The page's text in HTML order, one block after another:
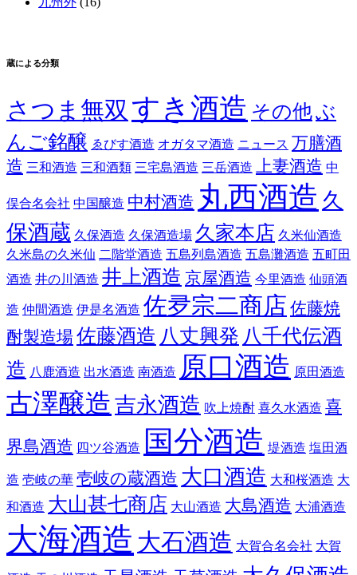
蔵による分類
さつま無双 すき酒造 その他ぶ
んご銘醸 ゑびす酒造 オガタマ酒造 ニュース 万膳酒
造 三和酒造 三和酒類 三宅島酒造 三岳酒造 上妻酒造 中
俣合名会社 中国醸造 中村酒造 丸西酒造 久
保酒蔵 久保酒造 久保酒造場 久家本店 久米仙酒造
久米島の久米仙 二階堂酒造 五島列島酒造 五島灘酒造 五町田
酒造 井の川酒造 井上酒造 京屋酒造 今里酒造 仙頭酒
造 仲間酒造 伊是名酒造 佐夛宗二商店 佐藤焼
酎製造場佐藤酒造 八丈興発 八千代伝酒
造 八鹿酒造 出水酒造 南酒造 原口酒造 原田酒造
古澤醸造 吉永酒造 吹上焼酎 喜久水酒造 喜
界島酒造 四ツ谷酒造 国分酒造 堤酒造 塩田酒
造 壱岐の華 壱岐の蔵酒造 大口酒造 大和桜酒造 大
和酒造 大山甚七商店 大山酒造 大島酒造 大浦酒造
大海酒造 大石酒造 大賀合名会社 大賀